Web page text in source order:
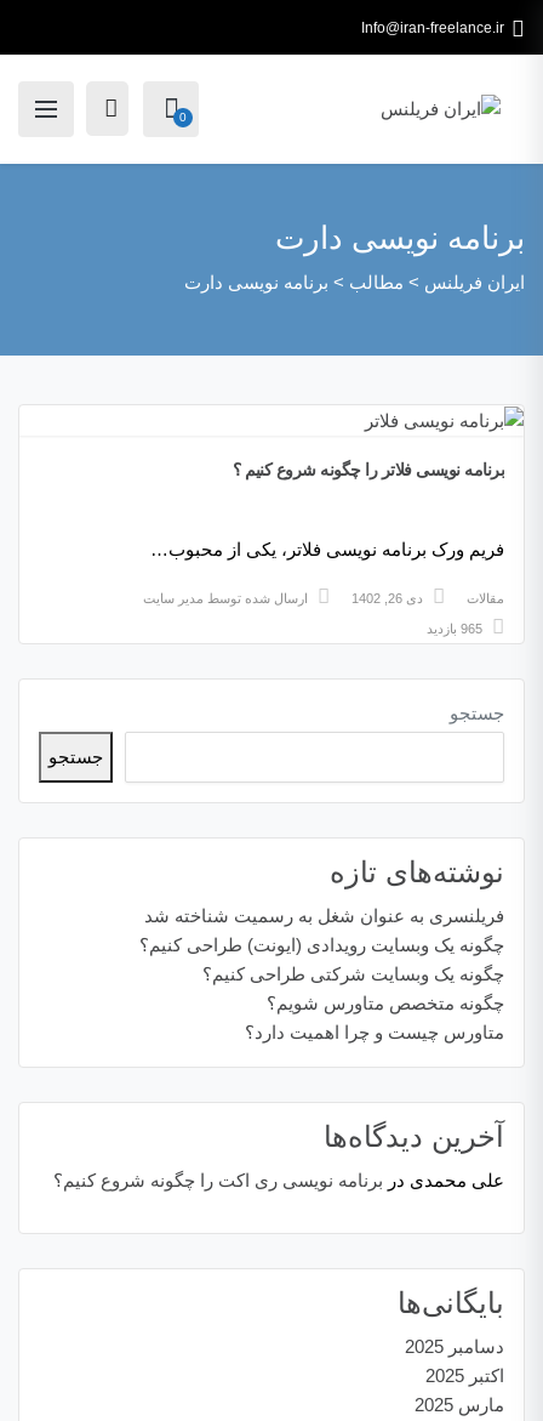
Info@iran-freelance.ir
0
برنامه نویسی دارت
ایران فریلنس > مطالب > برنامه نویسی دارت
برنامه نویسی فلاتر را چگونه شروع کنیم ؟
فریم ورک برنامه نویسی فلاتر، یکی از محبوب…
مقالات دی 26, 1402 ارسال شده توسط مدیر سایت
جستجو
جستجو
نوشته‌های تازه
فریلنسری به عنوان شغل به رسمیت شناخته شد
چگونه یک وبسایت رویدادی (ایونت) طراحی کنیم؟
چگونه یک وبسایت شرکتی طراحی کنیم؟
چگونه متخصص متاورس شویم؟
متاورس چیست و چرا اهمیت دارد؟
آخرین دیدگاه‌ها
علی محمدی در برنامه نویسی ری اکت را چگونه شروع کنیم؟
بایگانی‌ها
دسامبر 2025
اکتبر 2025
مارس 2025